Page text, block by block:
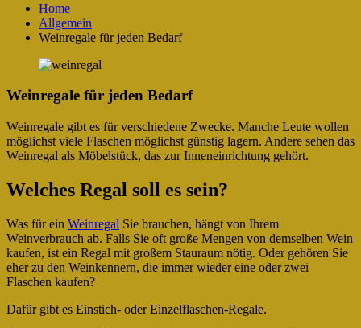
Home
Allgemein
Weinregale für jeden Bedarf
Weinregale für jeden Bedarf
Weinregale gibt es für verschiedene Zwecke. Manche Leute wollen
möglichst viele Flaschen möglichst günstig lagern. Andere sehen das
Weinregal als Möbelstück, das zur Inneneinrichtung gehört.
Welches Regal soll es sein?
Was für ein Weinregal Sie brauchen, hängt von Ihrem
Weinverbrauch ab. Falls Sie oft große Mengen von demselben Wein
kaufen, ist ein Regal mit großem Stauraum nötig. Oder gehören Sie
eher zu den Weinkennern, die immer wieder eine oder zwei
Flaschen kaufen?
Dafür gibt es Einstich- oder Einzelflaschen-Regale.